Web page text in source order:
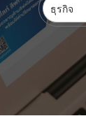
ธุรกิจ